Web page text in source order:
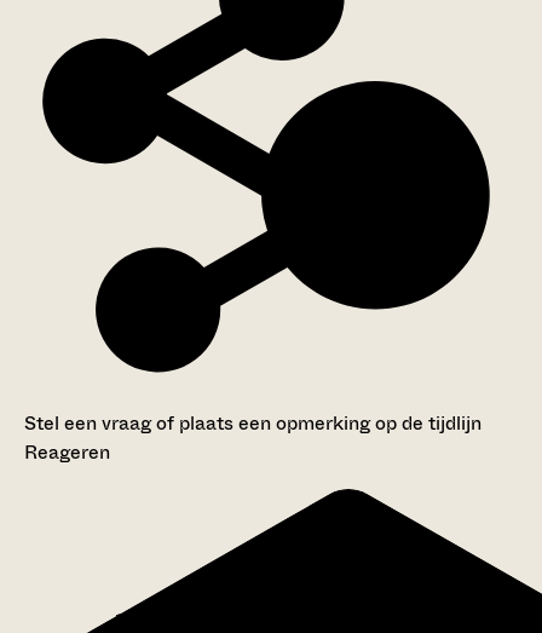
Stel een vraag of plaats een opmerking op de tijdlijn
Reageren